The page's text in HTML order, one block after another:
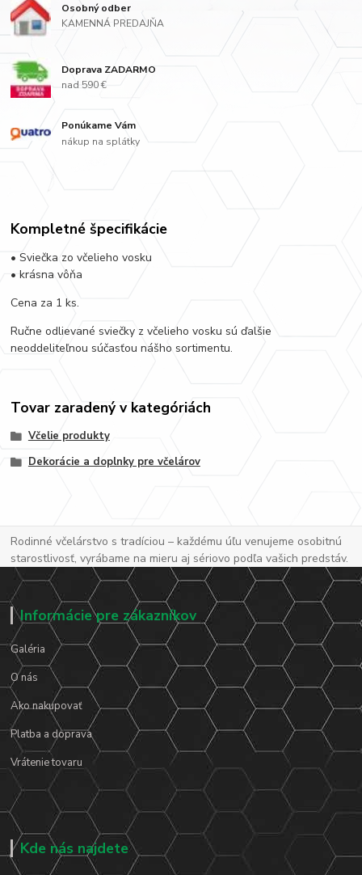
Osobný odber
KAMENNÁ PREDAJŇA
Doprava ZADARMO
nad 590 €
Ponúkame Vám
nákup na splátky
Kompletné špecifikácie
• Sviečka zo včelieho vosku
• krásna vôňa
Cena za 1 ks.
Ručne odlievané sviečky z včelieho vosku sú ďalšie
neoddeliteľnou súčasťou nášho sortimentu.
Tovar zaradený v kategóriách
Včelie produkty
Dekorácie a doplnky pre včelárov
Rodinné včelárstvo s tradíciou – každému úľu venujeme osobitnú
starostlivosť, vyrábame na mieru aj sériovo podľa vašich predstáv.
Informácie pre zákazníkov
Galéria
O nás
Ako nakupovať
Platba a doprava
Vrátenie tovaru
Kde nás najdete